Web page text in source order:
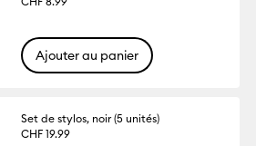
Ajouter au panier
Set de stylos, noir (5 unités)
CHF 19.99